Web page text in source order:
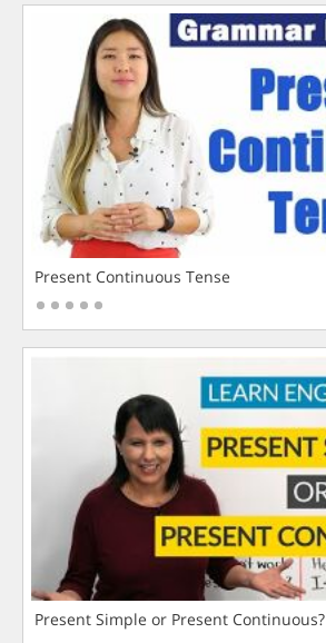
Present Continuous Tense
Present Simple or Present Continuous?